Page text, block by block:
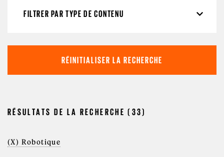
FILTRER PAR TYPE DE CONTENU
RÉINITIALISER LA RECHERCHE
RÉSULTATS DE LA RECHERCHE (33)
(X) Robotique